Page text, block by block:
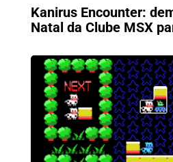
Kanirus Encounter:
Natal da Clube MSX